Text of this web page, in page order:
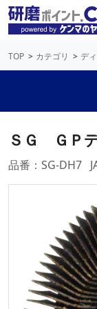
TOP カテゴリ デ
ＳＧ ＧＰ
品番：SG-DH7